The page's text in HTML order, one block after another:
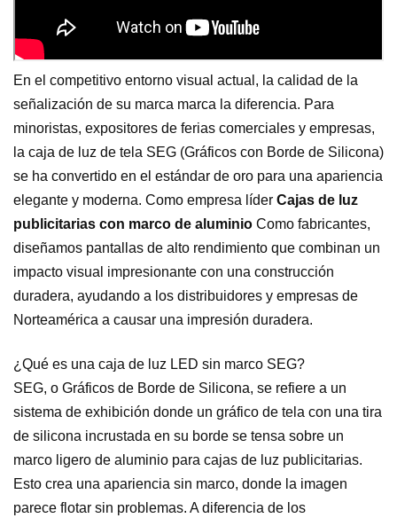
En el competitivo entorno visual actual, la calidad de la
señalización de su marca marca la diferencia. Para
minoristas, expositores de ferias comerciales y empresas,
la caja de luz de tela SEG (Gráficos con Borde de Silicona)
se ha convertido en el estándar de oro para una apariencia
elegante y moderna. Como empresa líder Cajas de luz
publicitarias con marco de aluminio Como fabricantes,
diseñamos pantallas de alto rendimiento que combinan un
impacto visual impresionante con una construcción
duradera, ayudando a los distribuidores y empresas de
Norteamérica a causar una impresión duradera.
¿Qué es una caja de luz LED sin marco SEG?
SEG, o Gráficos de Borde de Silicona, se refiere a un
sistema de exhibición donde un gráfico de tela con una tira
de silicona incrustada en su borde se tensa sobre un
marco ligero de aluminio para cajas de luz publicitarias.
Esto crea una apariencia sin marco, donde la imagen
parece flotar sin problemas. A diferencia de los